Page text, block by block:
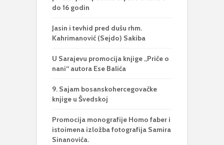
do 16 godin
Jasin i tevhid pred dušu rhm.
Kahrimanović (Sejdo) Sakiba
U Sarajevu promocija knjige „Priče o
nani“ autora Ese Balića
9. Sajam bosanskohercegovačke
knjige u Švedskoj
Promocija monografije Homo faber i
istoimena izložba fotografija Samira
Sinanovića.